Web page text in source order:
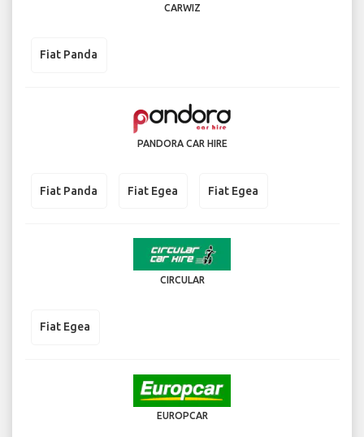
CARWIZ
Fiat Panda
PANDORA CAR HIRE
Fiat Panda Fiat Egea Fiat Egea
CIRCULAR
Fiat Egea
EUROPCAR